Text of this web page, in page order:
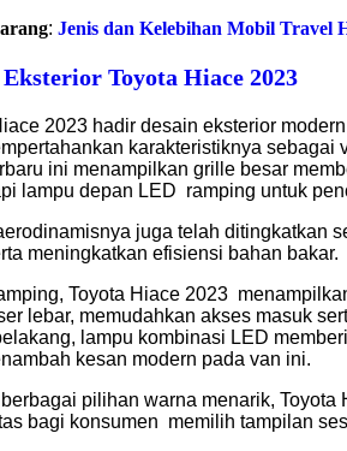
: Jenis dan Kelebihan Mobil Travel
Eksterior Toyota Hiace 2023
2023 hadir desain eksterior
karakteristiknya sebagai
ini menampilkan grille besar
lampu depan LED ramping untuk
juga telah ditingkatkan
meningkatkan efisiensi bahan bakar.
Toyota Hiace 2023
lebar, memudahkan akses masuk
lampu kombinasi LED
kesan modern pada van ini.
pilihan warna menarik, Toyota
bagi konsumen memilih tampilan